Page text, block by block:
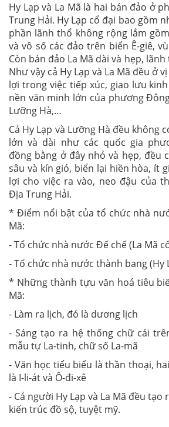
Hy Lạp và La Mã là hai bán đảo ở
Trung Hải. Hy Lạp cổ đại bao gồm
phần lãnh thổ không rộng lắm
và vô số các đảo trên biển Ê-giê,
Còn bán đảo La Mã dài và hẹp,
Như vậy cả Hy Lạp và La Mã đều ở
lợi trong việc tiếp xúc, giao lưu
nền văn minh lớn của phương
Lưỡng Hà,…
Cả Hy Lạp và Lưỡng Hà đều không
lớn và dài như các quốc gia
đồng bằng ở đây nhỏ và hẹp, đều
sâu và kín gió, biển lại hiền hòa, ít
lợi cho việc ra vào, neo đậu của
Địa Trung Hải.
* Điểm nổi bật của tổ chức nhà
Mã:
- Tổ chức nhà nước Đế chế (La Mã
- Tổ chức nhà nước thành bang (Hy
* Những thành tựu văn hoá tiêu
Mã:
- Làm ra lịch, đó là dương lịch
- Sáng tạo ra hệ thống chữ cái
mẫu tự La-tinh, chữ số La-mã
- Văn học tiểu biểu là thần thoại,
là I-li-át và Ô-đi-xê
- Cả người Hy Lạp và La Mã đều
kiến trúc đồ sộ, tuyệt mỹ.